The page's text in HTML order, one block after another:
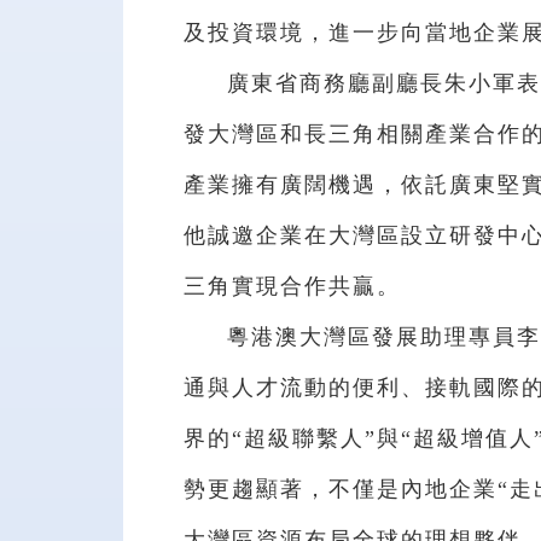
及投資環境，進一步向當地企業
廣東省商務廳副廳長朱小軍
發大灣區和長三角相關產業合作
產業擁有廣闊機遇，依託廣東堅
他誠邀企業在大灣區設立研發中
三角實現合作共贏。
粵港澳大灣區發展助理專員
通與人才流動的便利、接軌國際
界的“超級聯繫人”與“超級增值
勢更趨顯著，不僅是內地企業“